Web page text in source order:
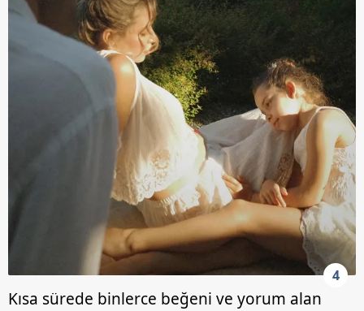
4
Kısa sürede binlerce beğeni ve yorum alan